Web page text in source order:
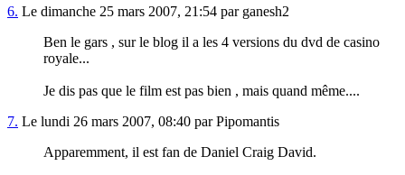
6. Le dimanche 25 mars 2007, 21:54 par ganesh2
Ben le gars , sur le blog il a les 4 versions du dvd de casino
royale...
Je dis pas que le film est pas bien , mais quand même....
7. Le lundi 26 mars 2007, 08:40 par Pipomantis
Apparemment, il est fan de Daniel Craig David.